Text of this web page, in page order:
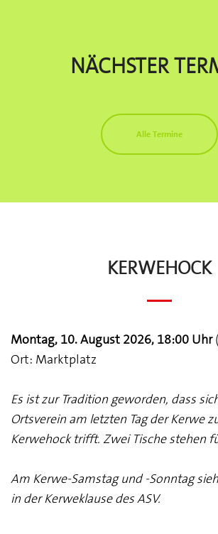
Nächster
Alle Termine
Kerwehock
Montag, 10. August 2026, 18:00 Uhr
Ort: Marktplatz
Es ist zur Tradition geworden, dass
Ortsverein am letzten Tag der Kerwe
Kerwehock trifft. Zwei Tische stehen
Am Kerwe-Samstag und -Sonntag
in der Kerweklause des ASV.